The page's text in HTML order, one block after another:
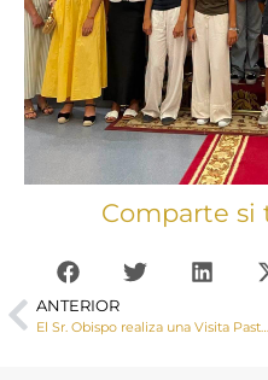
Comparte si
ANTERIOR